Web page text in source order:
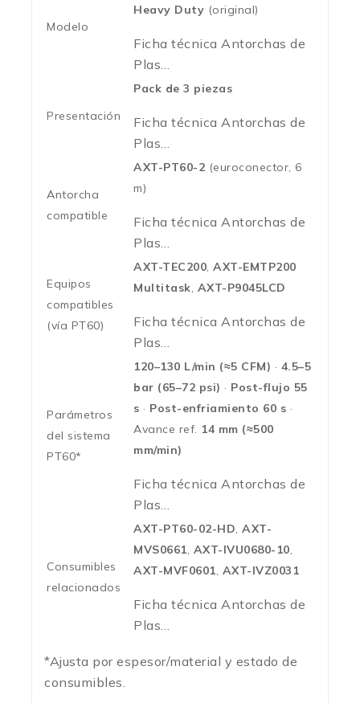
Modelo
Heavy Duty (original)
Ficha técnica Antorchas de
Plas…
Presentación
Pack de 3 piezas
Ficha técnica Antorchas de
Plas…
Antorcha
compatible
AXT-PT60-2 (euroconector, 6
m)
Ficha técnica Antorchas de
Plas…
Equipos
compatibles
(vía PT60)
AXT-TEC200, AXT-EMTP200
Multitask, AXT-P9045LCD
Ficha técnica Antorchas de
Plas…
Parámetros
del sistema
PT60*
120–130 L/min (≈5 CFM) · 4.5–5
bar (65–72 psi) · Post-flujo 55
s · Post-enfriamiento 60 s ·
Avance ref. 14 mm (≈500
mm/min)
Ficha técnica Antorchas de
Plas…
Consumibles
relacionados
AXT-PT60-02-HD, AXT-
MVS0661, AXT-IVU0680-10,
AXT-MVF0601, AXT-IVZ0031
Ficha técnica Antorchas de
Plas…
*Ajusta por espesor/material y estado de
consumibles.